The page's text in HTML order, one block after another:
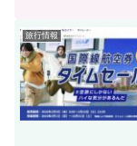
旅行情報